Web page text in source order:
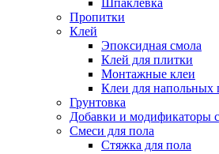
Шпаклевка
Пропитки
Клей
Эпоксидная смола
Клей для плитки
Монтажные клеи
Клеи для напольных
Грунтовка
Добавки и модификаторы
Смеси для пола
Стяжка для пола